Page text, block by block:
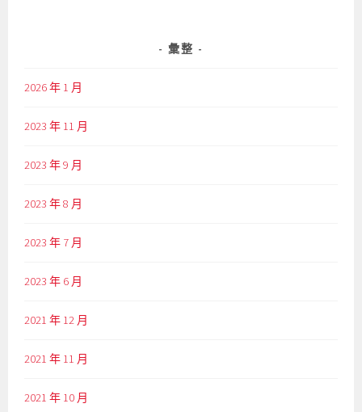
彙整
2026 年 1 月
2023 年 11 月
2023 年 9 月
2023 年 8 月
2023 年 7 月
2023 年 6 月
2021 年 12 月
2021 年 11 月
2021 年 10 月